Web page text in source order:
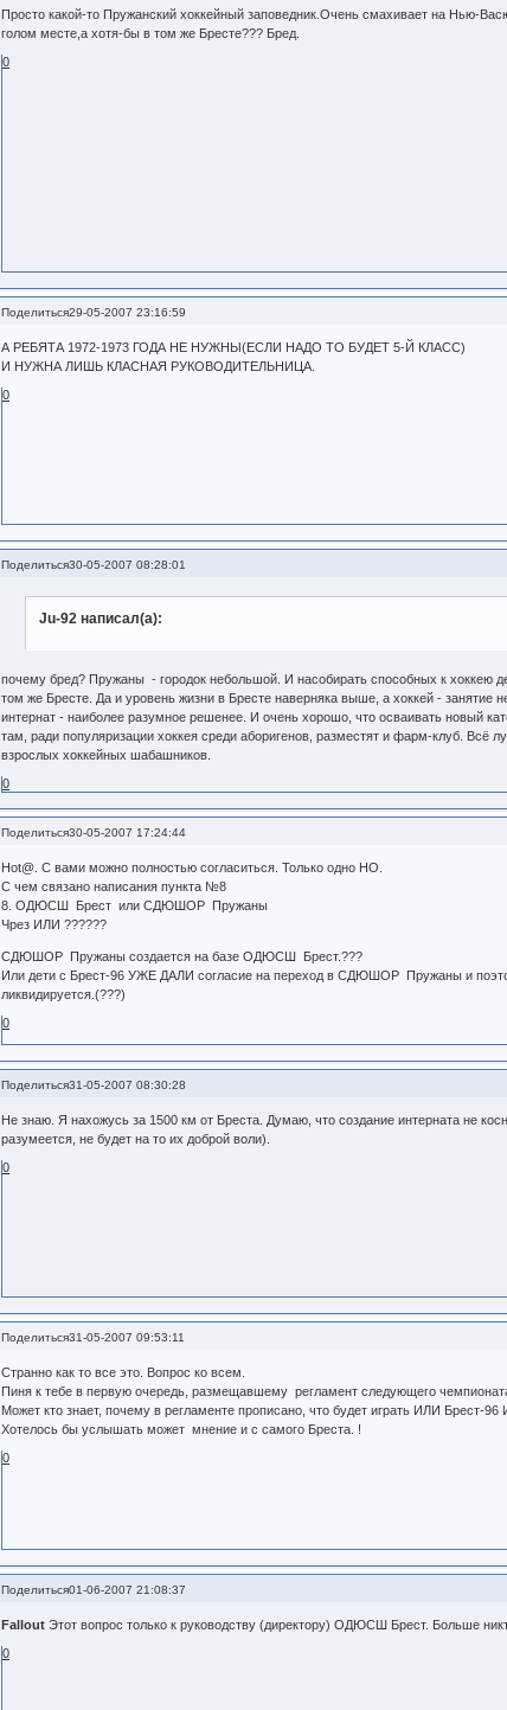
Просто какой-то Пружанский хоккейный заповедник.Очень смахивает на Нью-
голом месте,а хотя-бы в том же Бресте??? Бред.
0
Поделиться29-05-2007 23:16:59
А РЕБЯТА 1972-1973 ГОДА НЕ НУЖНЫ(ЕСЛИ НАДО ТО БУДЕТ 5-Й КЛАСС)
И НУЖНА ЛИШЬ КЛАСНАЯ РУКОВОДИТЕЛЬНИЦА.
0
Поделиться30-05-2007 08:28:01
Ju-92 написал(а):
почему бред? Пружаны - городок небольшой. И насобирать способных к хоккею
том же Бресте. Да и уровень жизни в Бресте наверняка выше, а хоккей - занятие
интернат - наиболее разумное решенее. И очень хорошо, что осваивать новый
там, ради популяризации хоккея среди аборигенов, разместят и фарм-клуб. Всё
взрослых хоккейных шабашников.
0
Поделиться30-05-2007 17:24:44
Hot@. С вами можно полностью согласиться. Только одно НО.
С чем связано написания пункта №8
8. ОДЮСШ Брест или СДЮШОР Пружаны
Чрез ИЛИ ??????
СДЮШОР Пружаны создается на базе ОДЮСШ Брест.???
Или дети с Брест-96 УЖЕ ДАЛИ согласие на переход в СДЮШОР Пружаны и
ликвидируется.(???)
0
Поделиться31-05-2007 08:30:28
Не знаю. Я нахожусь за 1500 км от Бреста. Думаю, что создание интерната не
разумеется, не будет на то их доброй воли).
0
Поделиться31-05-2007 09:53:11
Странно как то все это. Вопрос ко всем.
Пиня к тебе в первую очередь, размещавшему регламент следующего
Может кто знает, почему в регламенте прописано, что будет играть ИЛИ Брест-
Хотелось бы услышать может мнение и с самого Бреста. !
0
Поделиться01-06-2007 21:08:37
FalloutЭтот вопрос только к руководству (директору) ОДЮСШ Брест. Больше
0